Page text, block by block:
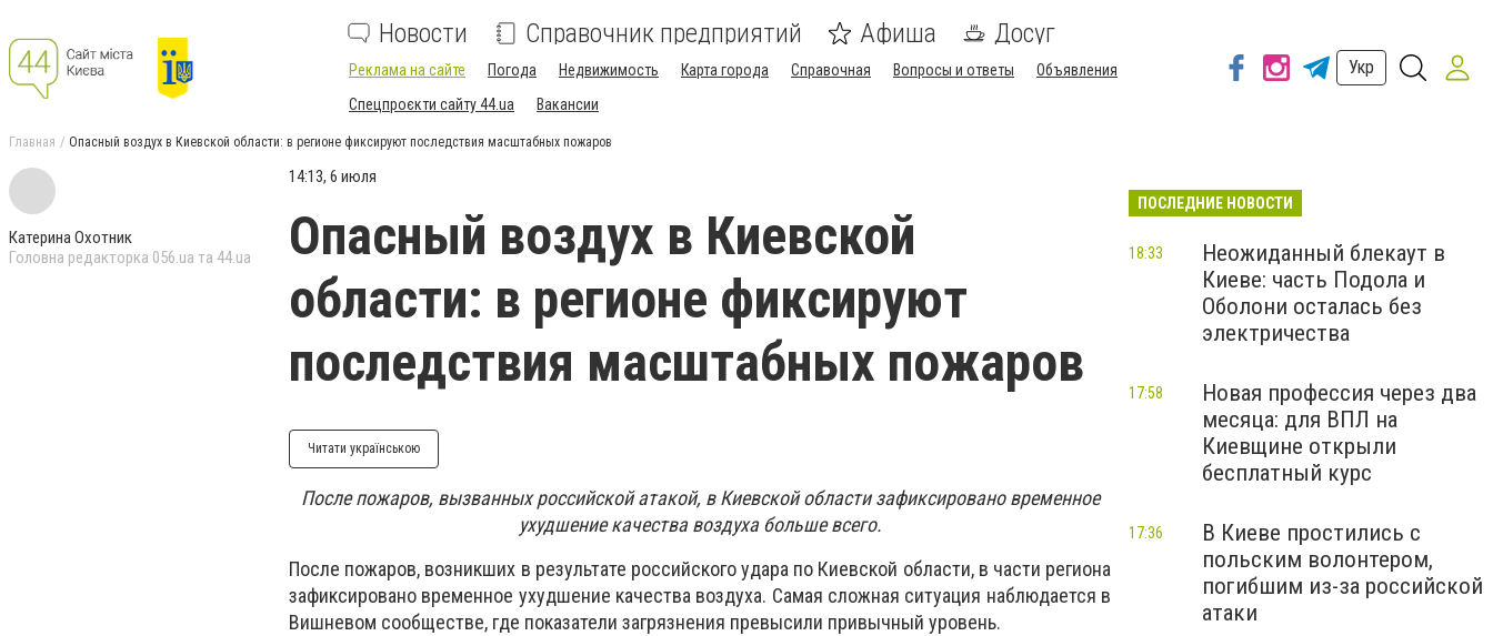
Новости Справочник предприятий Афиша Досуг
Реклама на сайте Погода Недвижимость Карта города Справочная Вопросы и ответы
Объявления
Спецпроєкти сайту 44.ua
Вакансии
Укр
Главная Опасный воздух в Киевской области: в регионе фиксируют последствия масштабных пожаров
Катерина Охотник
Головна редакторка 056.ua та 44.ua
14:13, 6 июля
Опасный воздух в Киевской
области: в регионе фиксируют
последствия масштабных пожаров
Читати українською
После пожаров, вызванных российской атакой, в Киевской области зафиксировано временное
ухудшение качества воздуха больше всего.
После пожаров, возникших в результате российского удара по Киевской области, в части региона
зафиксировано временное ухудшение качества воздуха. Самая сложная ситуация наблюдается в
Вишневом сообществе, где показатели загрязнения превысили привычный уровень.
ПОСЛЕДНИЕ НОВОСТИ
Неожиданный блекаут в
Киеве: часть Подола и
Оболони осталась без
электричества
18:33
Новая профессия через два
месяца: для ВПЛ на
Киевщине открыли
бесплатный курс
17:58
В Киеве простились с
польским волонтером,
погибшим из-за российской
атаки
17:36